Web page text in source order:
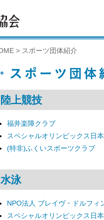
> スポーツ団体紹介
陸上競技
福井楽障クラブ
スペシャルオリンピックス日
(特非)ふくいスポーツクラブ
水泳
NPO法人 ブレイヴ・ドルフィ
スペシャルオリンピックス日